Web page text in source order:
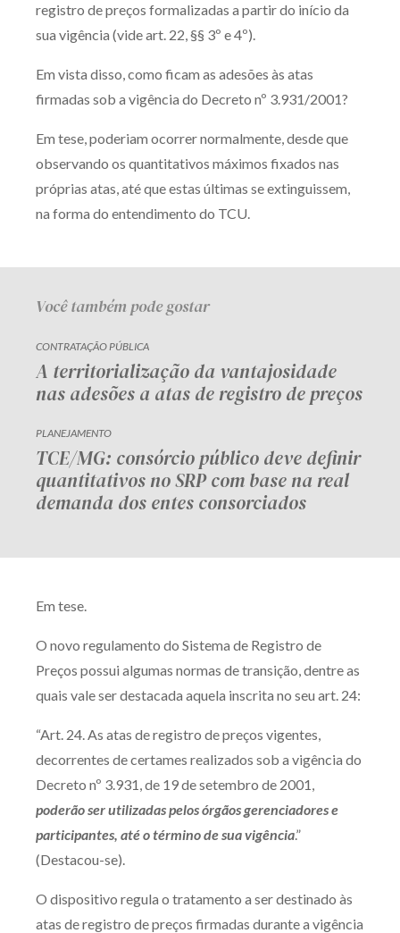
Batel Curitiba/PR CEP80240-000
Whatsapp (41) 98881-6616
registro de preços formalizadas a partir do início da
sua vigência (vide art. 22, §§ 3º e 4º).
Em vista disso, como ficam as adesões às atas
firmadas sob a vigência do Decreto nº 3.931/2001?
Em tese, poderiam ocorrer normalmente, desde que
observando os quantitativos máximos fixados nas
próprias atas, até que estas últimas se extinguissem,
na forma do entendimento do TCU.
Você também pode gostar
CONTRATAÇÃO PÚBLICA
A territorialização da vantajosidade
nas adesões a atas de registro de preços
PLANEJAMENTO
TCE/MG: consórcio público deve definir
quantitativos no SRP com base na real
demanda dos entes consorciados
Em tese.
O novo regulamento do Sistema de Registro de
Preços possui algumas normas de transição, dentre as
quais vale ser destacada aquela inscrita no seu art. 24:
“Art. 24. As atas de registro de preços vigentes,
decorrentes de certames realizados sob a vigência do
Decreto nº 3.931, de 19 de setembro de 2001,
poderão ser utilizadas pelos órgãos gerenciadores e
participantes, até o término de sua vigência.”
(Destacou-se).
O dispositivo regula o tratamento a ser destinado às
atas de registro de preços firmadas durante a vigência